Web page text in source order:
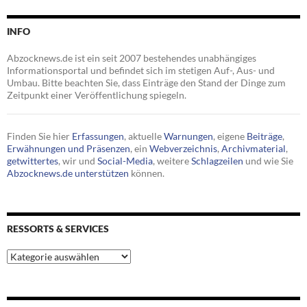
INFO
Abzocknews.de ist ein seit 2007 bestehendes unabhängiges
Informationsportal und befindet sich im stetigen Auf-, Aus- und
Umbau. Bitte beachten Sie, dass Einträge den Stand der Dinge zum
Zeitpunkt einer Veröffentlichung spiegeln.
Finden Sie hier Erfassungen, aktuelleWarnungen, eigene Beiträge,
Erwähnungen und Präsenzen, ein Webverzeichnis, Archivmaterial,
getwittertes, wir und Social-Media, weitereSchlagzeilen und wie Sie
Abzocknews.de unterstützen können.
RESSORTS & SERVICES
Ressorts
&